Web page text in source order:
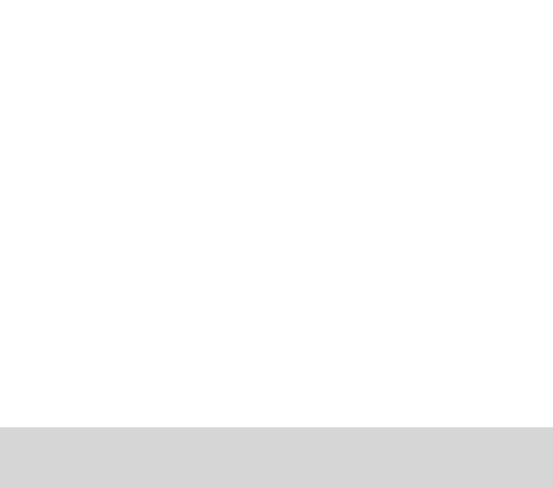
de Vera s/n, Edifici 4G Planta Baixa. València. Telèfon